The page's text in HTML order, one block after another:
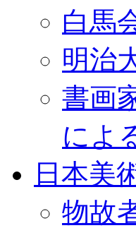
白馬
明治
書画
によ
日本美
物故